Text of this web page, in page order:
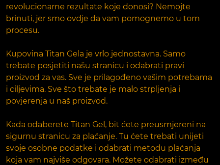
revolucionarne rezultate koje donosi? Nemojte
brinuti, jer smo ovdje da vam pomognemo u tom
procesu.
Kupovina Titan Gela je vrlo jednostavna. Samo
trebate posjetiti našu stranicu i odabrati pravi
proizvod za vas. Sve je prilagođeno vašim potrebama
i ciljevima. Sve što trebate je malo strpljenja i
povjerenja u naš proizvod.
Kada odaberete Titan Gel, bit ćete preusmjereni na
sigurnu stranicu za plaćanje. Tu ćete trebati unijeti
svoje osobne podatke i odabrati metodu plaćanja
koja vam najviše odgovara. Možete odabrati između